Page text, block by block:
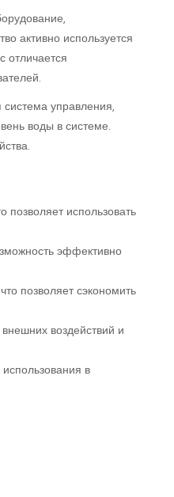
активно используется
отличается
управления,
воды в системе.
позволяет использовать
эффективно
позволяет сэкономить
воздействий и
в